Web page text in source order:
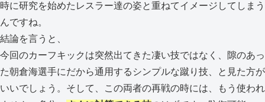
時に研究を始めたレスラー達の姿と重ねてイメージしてしまう
んですね。
結論を言うと、
今回のカーフキックは突然出てきた凄い技ではなく、隙のあっ
た朝倉海選手にだから通用するシンプルな蹴り技、と見た方が
いいでしょう。そして、この両者の再戦の時には、もう使われ